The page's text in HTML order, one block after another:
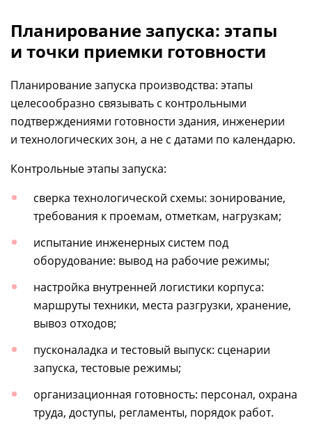
Планирование запуска: этапы
и точки приемки готовности
Планирование запуска производства: этапы
целесообразно связывать с контрольными
подтверждениями готовности здания, инженерии
и технологических зон, а не с датами по календарю.
Контрольные этапы запуска:
сверка технологической схемы: зонирование,
требования к проемам, отметкам, нагрузкам;
испытание инженерных систем под
оборудование: вывод на рабочие режимы;
настройка внутренней логистики корпуса:
маршруты техники, места разгрузки, хранение,
вывоз отходов;
пусконаладка и тестовый выпуск: сценарии
запуска, тестовые режимы;
организационная готовность: персонал, охрана
труда, доступы, регламенты, порядок работ.